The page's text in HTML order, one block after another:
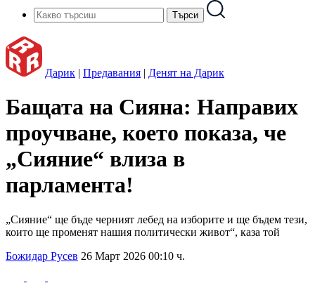
Дарик | Предавания | Денят на Дарик
Бащата на Сияна: Направих
проучване, което показа, че
„Сияние“ влиза в
парламента!
„Сияние“ ще бъде черният лебед на изборите и ще бъдем тези,
които ще променят нашия политически живот“, каза той
Божидар Русев 26 Март 2026 00:10 ч.